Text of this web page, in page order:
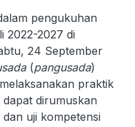
pengukuhan
2022-2027 di
24 September
(pangusada)
praktik
dirumuskan
uji kompetensi